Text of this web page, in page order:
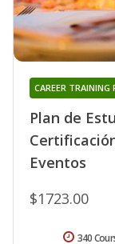
Plan de
Eventos
CAREER TRAINING
$1723.00
340